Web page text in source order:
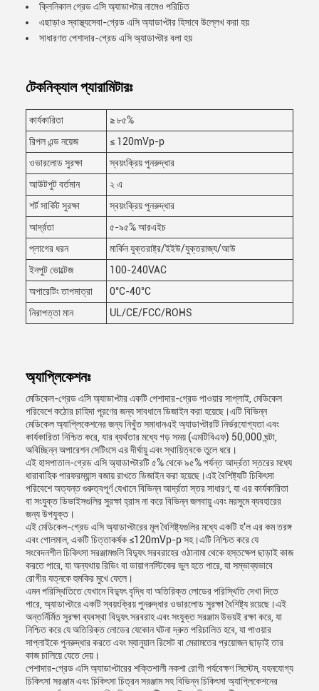
ক্লিনিকাল গ্রেড এসি অ্যাডাপ্টার নামেও পরিচিত
এছাড়াও স্বাস্থ্যসেবা-গ্রেড এসি অ্যাডাপ্টার হিসাবে উল্লেখ করা হয়
সাধারণত পেশাদার-গ্রেড এসি অ্যাডাপ্টার বলা হয়
টেকনিক্যাল প্যারামিটারঃ
কার্যকারিতা
≥ ৮৫%
রিপল এন্ড নয়েজ
≤ 120mVp-p
ওভারলোড সুরক্ষা
স্বয়ংক্রিয় পুনরুদ্ধার
আউটপুট বর্তমান
২ এ
শর্ট সার্কিট সুরক্ষা
স্বয়ংক্রিয় পুনরুদ্ধার
আর্দ্রতা
৫-৯৫% আরএইচ
প্লাগের ধরন
মার্কিন যুক্তরাষ্ট্র/ইইউ/যুক্তরাজ্য/আউ
ইনপুট ভোল্টেজ
100-240VAC
অপারেটিং তাপমাত্রা
0°C-40°C
নিরাপত্তা মান
UL/CE/FCC/ROHS
অ্যাপ্লিকেশনঃ
মেডিকেল-গ্রেড এসি অ্যাডাপ্টার একটি পেশাদার-গ্রেড পাওয়ার সাপ্লাই, মেডিকেল
পরিবেশে কঠোর চাহিদা পূরণের জন্য সাবধানে ডিজাইন করা হয়েছে।এটি বিভিন্ন
মেডিকেল অ্যাপ্লিকেশনের জন্য নিখুঁত সমাধানএই অ্যাডাপ্টারটি নির্ভরযোগ্যতা এবং
কার্যকারিতা নিশ্চিত করে, যার ব্যর্থতার মধ্যে গড় সময় (এমটিবিএফ) 50,000 ঘন্টা,
অবিচ্ছিন্ন অপারেশন সেটিংসে এর দীর্ঘায়ু এবং স্থায়িত্বকে তুলে ধরে।
এই হাসপাতাল-গ্রেড এসি অ্যাডাপ্টারটি ৫% থেকে ৯৫% পর্যন্ত আর্দ্রতা স্তরের মধ্যে
ধারাবাহিক পারফরম্যান্স বজায় রাখতে ডিজাইন করা হয়েছে।এই বৈশিষ্ট্যটি চিকিৎসা
পরিবেশে অত্যন্ত গুরুত্বপূর্ণ যেখানে বিভিন্ন আর্দ্রতা স্তর সাধারণ, যা এর কার্যকারিতা
বা সংযুক্ত ডিভাইসগুলির সুরক্ষা হ্রাস না করে বিভিন্ন জলবায়ু এবং মরসুমে ব্যবহারের
জন্য উপযুক্ত।
এই মেডিকেল-গ্রেড এসি অ্যাডাপ্টারের মূল বৈশিষ্ট্যগুলির মধ্যে একটি হ'ল এর কম তরঙ্গ
এবং গোলমাল, একটি চিত্তাকর্ষক ≤120mVp-p সহ।এটি নিশ্চিত করে যে
সংবেদনশীল চিকিৎসা সরঞ্জামগুলি বিদ্যুৎ সরবরাহের ওঠানামা থেকে হস্তক্ষেপ ছাড়াই কাজ
করতে পারে, যা অন্যথায় রিডিং বা ডায়াগনস্টিকের ভুল হতে পারে, যা সম্ভাব্যভাবে
রোগীর যত্নকে হুমকির মুখে ফেলে।
এমন পরিস্থিতিতে যেখানে বিদ্যুৎ বৃদ্ধি বা অতিরিক্ত লোডের পরিস্থিতি দেখা দিতে
পারে, অ্যাডাপ্টারে একটি স্বয়ংক্রিয় পুনরুদ্ধার ওভারলোড সুরক্ষা বৈশিষ্ট্য রয়েছে।এই
অন্তর্নির্মিত সুরক্ষা ব্যবস্থা বিদ্যুৎ সরবরাহ এবং সংযুক্ত সরঞ্জাম উভয়ই রক্ষা করে, যা
নিশ্চিত করে যে অতিরিক্ত লোডের যেকোন ঘটনা দ্রুত পরিচালিত হবে, যা পাওয়ার
সাপ্লাইকে পুনরুদ্ধার করতে এবং ম্যানুয়াল রিসেট বা মেরামতের প্রয়োজন ছাড়াই তার
কাজ চালিয়ে যেতে দেয়।
পেশাদার-গ্রেড এসি অ্যাডাপ্টারের শক্তিশালী নকশা রোগী পর্যবেক্ষণ সিস্টেম, বহনযোগ্য
চিকিৎসা সরঞ্জাম এবং চিকিৎসা চিত্রন সরঞ্জাম সহ বিভিন্ন চিকিৎসা অ্যাপ্লিকেশনের